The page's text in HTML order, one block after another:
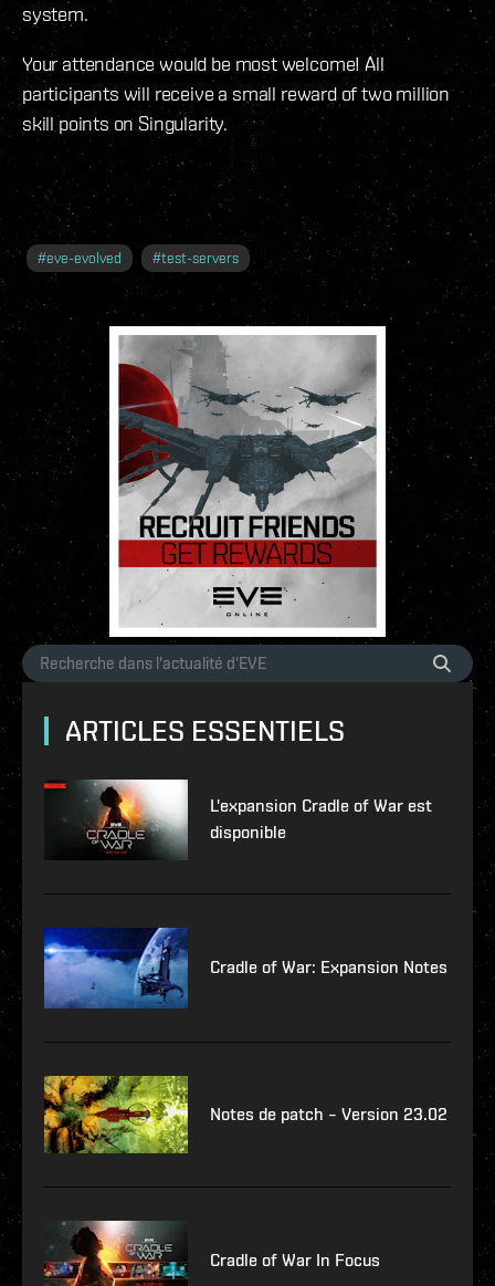
system.
Your attendance would be most welcome! All
participants will receive a small reward of two million
skill points on Singularity.
#eve-evolved #test-servers
ARTICLES ESSENTIELS
L'expansion Cradle of War est
disponible
Cradle of War: Expansion Notes
Notes de patch – Version 23.02
Cradle of War In Focus